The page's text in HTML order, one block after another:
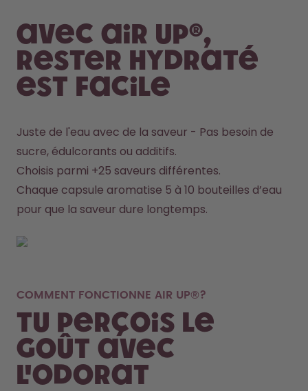
Avec air up®,
rester hydraté
est facile
Juste de l'eau avec de la saveur - Pas besoin de
sucre, édulcorants ou additifs.
Choisis parmi +25 saveurs différentes.
Chaque capsule aromatise 5 à 10 bouteilles d’eau
pour que la saveur dure longtemps.
COMMENT FONCTIONNE AIR UP®?
Tu perçois le
goût avec
l'odorat